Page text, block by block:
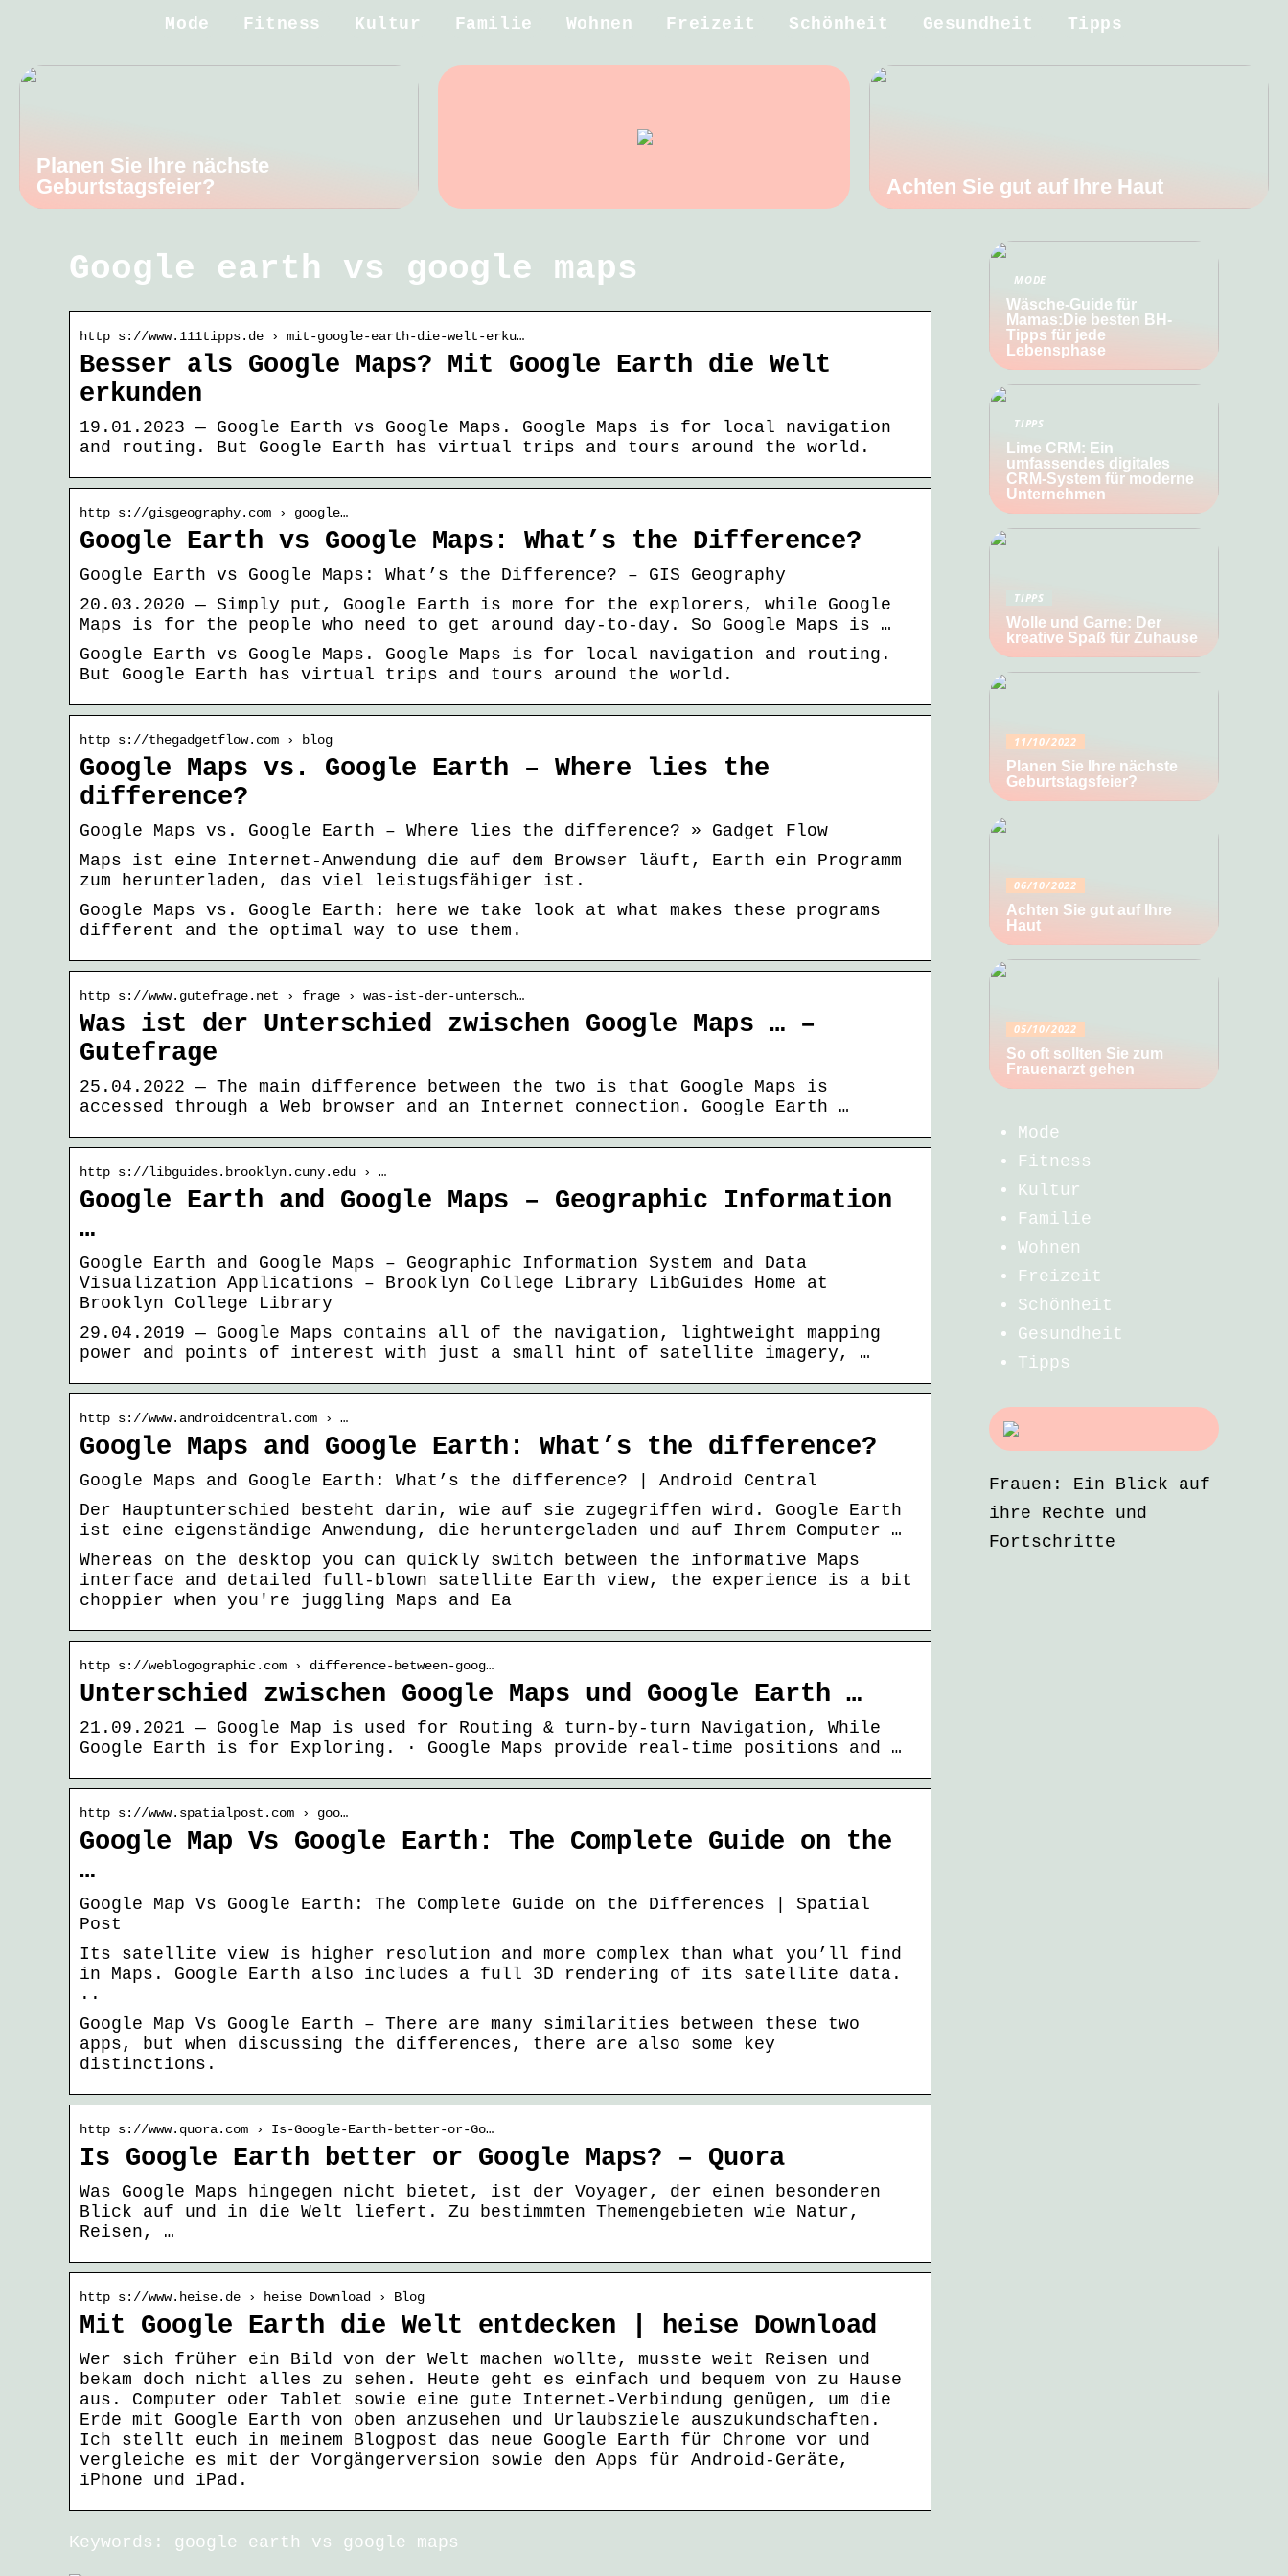
Mode Fitness Kultur Familie Wohnen Freizeit Schönheit Gesundheit Tipps
Planen Sie Ihre nächste
Geburtstagsfeier?
Achten Sie gut auf Ihre Haut
Google earth vs google maps
http s://www.111tipps.de › mit-google-earth-die-welt-erku…
Besser als Google Maps? Mit Google Earth die Welt
erkunden
19.01.2023 — Google Earth vs Google Maps. Google Maps is for local navigation
and routing. But Google Earth has virtual trips and tours around the world.
http s://gisgeography.com › google…
Google Earth vs Google Maps: What’s the Difference?
Google Earth vs Google Maps: What’s the Difference? – GIS Geography
20.03.2020 — Simply put, Google Earth is more for the explorers, while Google
Maps is for the people who need to get around day-to-day. So Google Maps is …
Google Earth vs Google Maps. Google Maps is for local navigation and routing.
But Google Earth has virtual trips and tours around the world.
http s://thegadgetflow.com › blog
Google Maps vs. Google Earth – Where lies the
difference?
Google Maps vs. Google Earth – Where lies the difference? » Gadget Flow
Maps ist eine Internet-Anwendung die auf dem Browser läuft, Earth ein Programm
zum herunterladen, das viel leistugsfähiger ist.
Google Maps vs. Google Earth: here we take look at what makes these programs
different and the optimal way to use them.
http s://www.gutefrage.net › frage › was-ist-der-untersch…
Was ist der Unterschied zwischen Google Maps … –
Gutefrage
25.04.2022 — The main difference between the two is that Google Maps is
accessed through a Web browser and an Internet connection. Google Earth …
http s://libguides.brooklyn.cuny.edu › …
Google Earth and Google Maps – Geographic Information
…
Google Earth and Google Maps – Geographic Information System and Data
Visualization Applications – Brooklyn College Library LibGuides Home at
Brooklyn College Library
29.04.2019 — Google Maps contains all of the navigation, lightweight mapping
power and points of interest with just a small hint of satellite imagery, …
http s://www.androidcentral.com › …
Google Maps and Google Earth: What’s the difference?
Google Maps and Google Earth: What’s the difference? | Android Central
Der Hauptunterschied besteht darin, wie auf sie zugegriffen wird. Google Earth
ist eine eigenständige Anwendung, die heruntergeladen und auf Ihrem Computer …
Whereas on the desktop you can quickly switch between the informative Maps
interface and detailed full-blown satellite Earth view, the experience is a bit
choppier when you're juggling Maps and Ea
http s://weblogographic.com › difference-between-goog…
Unterschied zwischen Google Maps und Google Earth …
21.09.2021 — Google Map is used for Routing & turn-by-turn Navigation, While
Google Earth is for Exploring. · Google Maps provide real-time positions and …
http s://www.spatialpost.com › goo…
Google Map Vs Google Earth: The Complete Guide on the
…
Google Map Vs Google Earth: The Complete Guide on the Differences | Spatial
Post
Its satellite view is higher resolution and more complex than what you’ll find
in Maps. Google Earth also includes a full 3D rendering of its satellite data.
..
Google Map Vs Google Earth – There are many similarities between these two
apps, but when discussing the differences, there are also some key
distinctions.
http s://www.quora.com › Is-Google-Earth-better-or-Go…
Is Google Earth better or Google Maps? – Quora
Was Google Maps hingegen nicht bietet, ist der Voyager, der einen besonderen
Blick auf und in die Welt liefert. Zu bestimmten Themengebieten wie Natur,
Reisen, …
http s://www.heise.de › heise Download › Blog
Mit Google Earth die Welt entdecken | heise Download
Wer sich früher ein Bild von der Welt machen wollte, musste weit Reisen und
bekam doch nicht alles zu sehen. Heute geht es einfach und bequem von zu Hause
aus. Computer oder Tablet sowie eine gute Internet-Verbindung genügen, um die
Erde mit Google Earth von oben anzusehen und Urlaubsziele auszukundschaften.
Ich stellt euch in meinem Blogpost das neue Google Earth für Chrome vor und
vergleiche es mit der Vorgängerversion sowie den Apps für Android-Geräte,
iPhone und iPad.
Keywords: google earth vs google maps
MODE
Wäsche-Guide für
Mamas:Die besten BH-
Tipps für jede
Lebensphase
TIPPS
Lime CRM: Ein
umfassendes digitales
CRM-System für moderne
Unternehmen
TIPPS
Wolle und Garne: Der
kreative Spaß für Zuhause
11/10/2022
Planen Sie Ihre nächste
Geburtstagsfeier?
06/10/2022
Achten Sie gut auf Ihre
Haut
05/10/2022
So oft sollten Sie zum
Frauenarzt gehen
Mode
Fitness
Kultur
Familie
Wohnen
Freizeit
Schönheit
Gesundheit
Tipps
Frauen: Ein Blick auf
ihre Rechte und
Fortschritte